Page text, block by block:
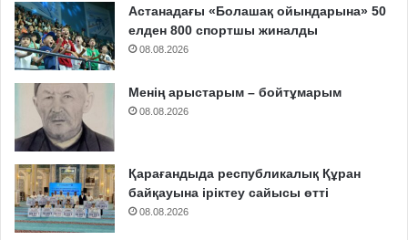
Астанадағы «Болашақ ойындарына» 50
елден 800 спортшы жиналды
08.08.2026
Менің арыстарым – бойтұмарым
08.08.2026
Қарағандыда республикалық Құран
байқауына іріктеу сайысы өтті
08.08.2026